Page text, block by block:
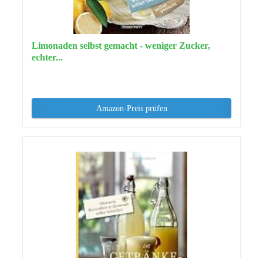
Limonaden selbst gemacht - weniger Zucker,
echter...
Amazon-Preis prüfen